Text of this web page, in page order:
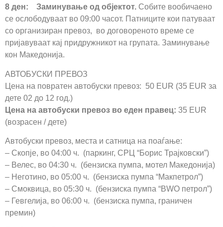
8 ден: Заминување од објектот. Собите вообичаено
се ослободуваат во 09:00 часот. Патниците кои патуваат
со организиран превоз, во договореното време се
пријавуваат кај придружникот на групата. Заминување
кон Македонија.
АВТОБУСКИ ПРЕВОЗ
Цена на повратен автобуски превоз: 50 EUR (35 EUR за
дете 02 до 12 год.)
Цена на автобуски превоз во еден правец: 35 EUR
(возрасен / дете)
Автобуски превоз, места и сатница на поаѓање:
– Скопје, во 04:00 ч. (паркинг, СРЦ “Борис Трајковски”)
– Велес, во 04:30 ч. (бензиска пумпа, мотел Македонија)
– Неготино, во 05:00 ч. (бензиска пумпа “Макпетрол”)
– Смоквица, во 05:30 ч. (бензиска пумпа “BWO петрол”)
– Гевгелија, во 06:00 ч. (бензиска пумпа, граничен
премин)